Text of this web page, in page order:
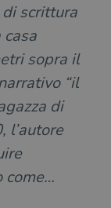
scrittura
sopra il
“il
di
l’autore
come…